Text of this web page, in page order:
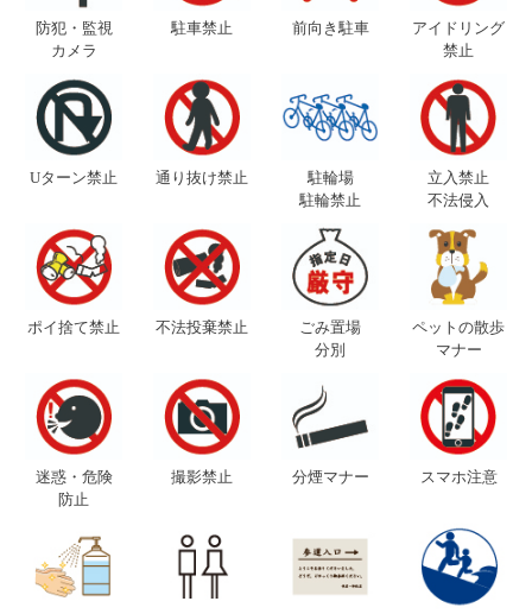
防犯・監視
カメラ
駐車禁止 前向き駐車
アイドリング
禁止
Uターン禁止 通り抜け禁止
駐輪場
駐輪禁止
立入禁止
不法侵入
ポイ捨て禁止 不法投棄禁止
ごみ置場
分別
ペットの散歩
マナー
迷惑・危険
防止
撮影禁止 分煙マナー スマホ注意